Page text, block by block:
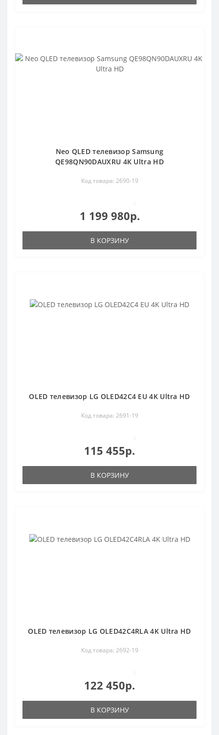
Neo QLED телевизор Samsung
QE98QN90DAUXRU 4K Ultra HD
Код товара: 2690-19
1 199 980р.
В КОРЗИНУ
OLED телевизор LG OLED42C4 EU 4K Ultra HD
Код товара: 2691-19
115 455р.
В КОРЗИНУ
OLED телевизор LG OLED42C4RLA 4K Ultra HD
Код товара: 2692-19
122 450р.
В КОРЗИНУ